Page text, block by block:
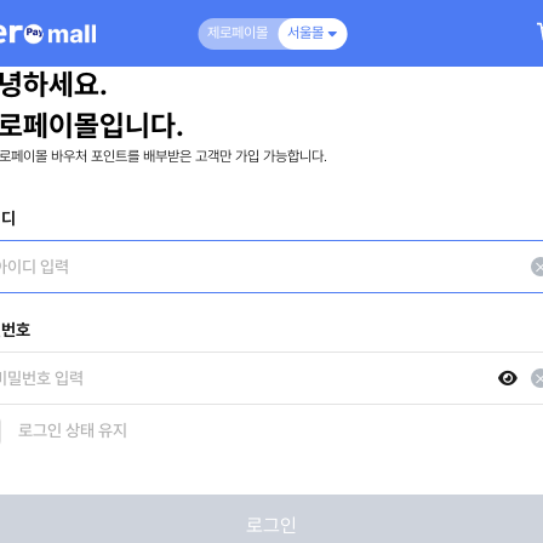
제로페이몰 서울몰
하세요.
페이몰입니다.
페이몰 바우처 포인트를 배부받은 고객만 가입 가능합니다.
호
로그인 상태 유지
로그인